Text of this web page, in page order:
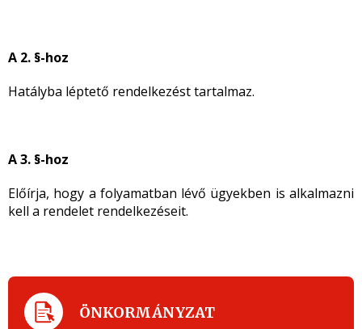
A 2. §-hoz
Hatályba léptető rendelkezést tartalmaz.
A 3. §-hoz
Előírja, hogy a folyamatban lévő ügyekben is alkalmazni
kell a rendelet rendelkezéseit.
ÖNKORMÁNYZAT